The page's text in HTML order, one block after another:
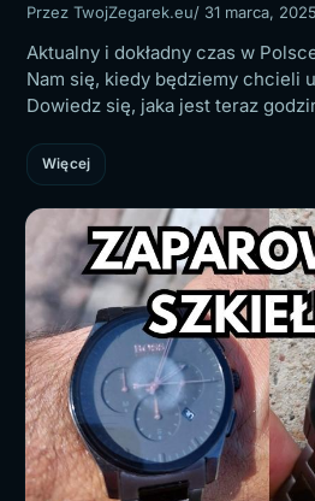
Przez TwojZegarek.eu/ 31 marca, 2025
Aktualny i dokładny czas w
Nam się, kiedy będziemy chcieli
Dowiedz się, jaka jest teraz
Więcej